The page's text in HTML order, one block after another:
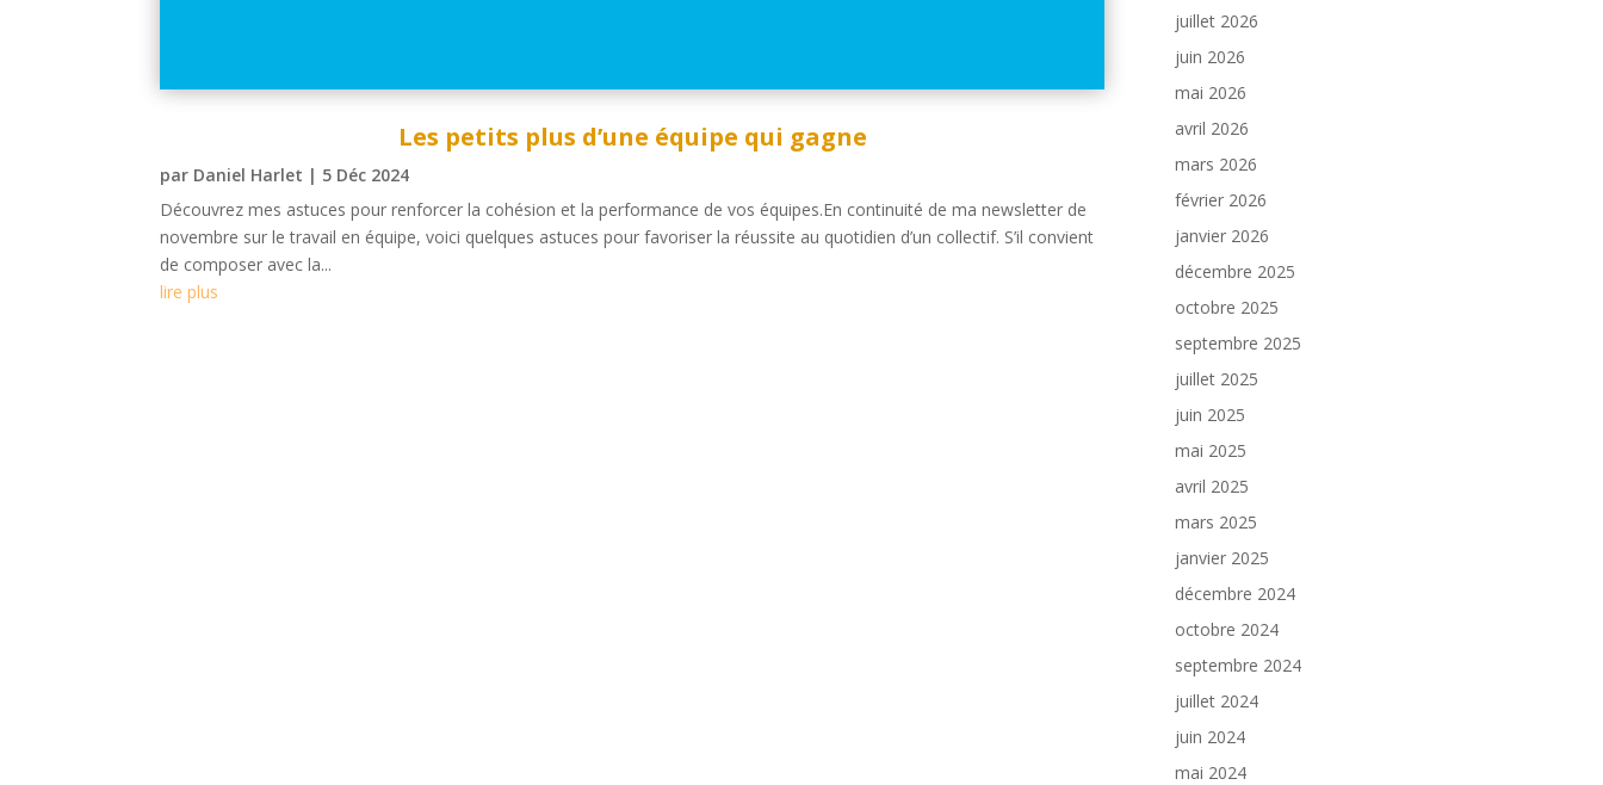
Les petits plus d’une équipe qui gagne
par Daniel Harlet | 5 Déc 2024
Découvrez mes astuces pour renforcer la cohésion et la performance de vos équipes.En continuité de ma newsletter de
novembre sur le travail en équipe, voici quelques astuces pour favoriser la réussite au quotidien d’un collectif. S’il convient
de composer avec la...
lire plus
juillet 2026
juin 2026
mai 2026
avril 2026
mars 2026
février 2026
janvier 2026
décembre 2025
octobre 2025
septembre 2025
juillet 2025
juin 2025
mai 2025
avril 2025
mars 2025
janvier 2025
décembre 2024
octobre 2024
septembre 2024
juillet 2024
juin 2024
mai 2024